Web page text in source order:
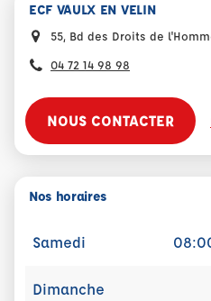
ECF VAULX EN VELIN
55, Bd des Droits de
04 72 14 98 98
NOUS CONTACTER
Nos horaires
Samedi
Dimanche